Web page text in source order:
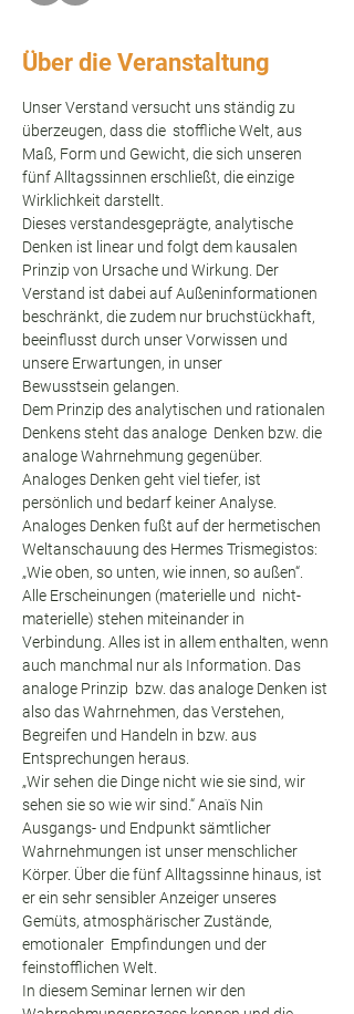
Über die Veranstaltung
Unser Verstand versucht uns ständig zu
überzeugen, dass die  stoffliche Welt, aus
Maß, Form und Gewicht, die sich unseren
fünf Alltagssinnen erschließt, die einzige
Wirklichkeit darstellt.
Dieses verstandesgeprägte, analytische
Denken ist linear und folgt dem kausalen
Prinzip von Ursache und Wirkung. Der
Verstand ist dabei auf Außeninformationen
beschränkt, die zudem nur bruchstückhaft,
beeinflusst durch unser Vorwissen und
unsere Erwartungen, in unser
Bewusstsein gelangen.
Dem Prinzip des analytischen und rationalen
Denkens steht das analoge  Denken bzw. die
analoge Wahrnehmung gegenüber.
Analoges Denken geht viel tiefer, ist
persönlich und bedarf keiner Analyse.
Analoges Denken fußt auf der hermetischen
Weltanschauung des Hermes Trismegistos:
„Wie oben, so unten, wie innen, so außen“.
Alle Erscheinungen (materielle und  nicht-
materielle) stehen miteinander in
Verbindung. Alles ist in allem enthalten, wenn
auch manchmal nur als Information. Das
analoge Prinzip  bzw. das analoge Denken ist
also das Wahrnehmen, das Verstehen,
Begreifen und Handeln in bzw. aus
Entsprechungen heraus.
„Wir sehen die Dinge nicht wie sie sind, wir
sehen sie so wie wir sind.“ Anaïs Nin
Ausgangs- und Endpunkt sämtlicher
Wahrnehmungen ist unser menschlicher
Körper. Über die fünf Alltagssinne hinaus, ist
er ein sehr sensibler Anzeiger unseres
Gemüts, atmosphärischer Zustände,
emotionaler  Empfindungen und der
feinstofflichen Welt.
In diesem Seminar lernen wir den